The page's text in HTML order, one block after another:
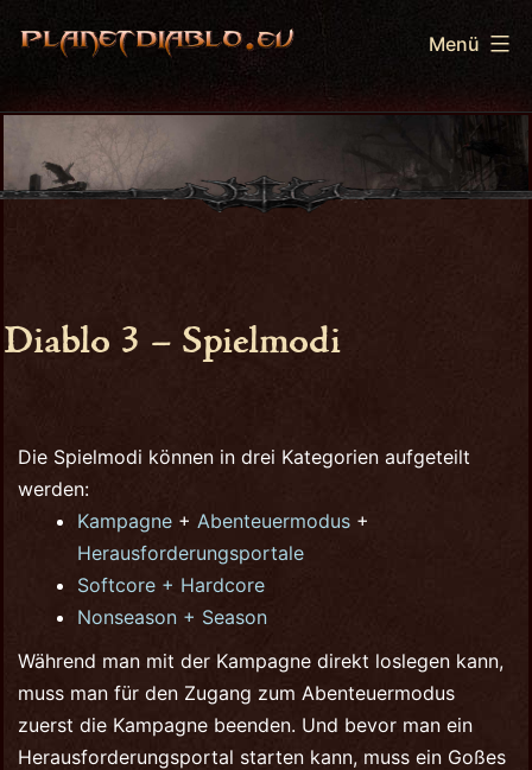
Inhalt
PlanetDiablo.eu
Menü
Diablo 3 – Spielmodi
Die Spielmodi können in drei Kategorien aufgeteilt
werden:
Kampagne + Abenteuermodus +
Herausforderungsportale
Softcore + Hardcore
Nonseason + Season
Während man mit der Kampagne direkt loslegen kann,
muss man für den Zugang zum Abenteuermodus
zuerst die Kampagne beenden. Und bevor man ein
Herausforderungsportal starten kann, muss ein Goßes